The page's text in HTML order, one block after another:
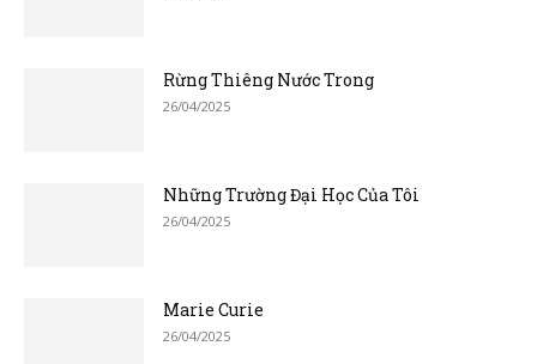
Rừng Thiêng Nước Trong
26/04/2025
Những Trường Đại Học Của Tôi
26/04/2025
Marie Curie
26/04/2025